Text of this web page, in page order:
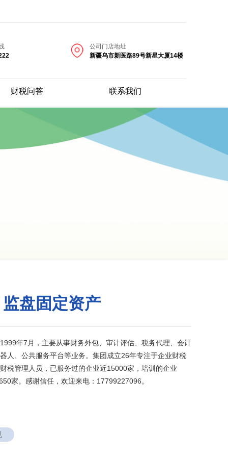
公司门店地址
新疆乌市新医路89号新星大厦14楼
财税问答 联系我们
盘固定资产
年7月，主要从事财务外包、审计评估、税务代理、会计
人、公共服务平台等业务。集团成立26年专注于企业财税
税管理人员，已服务过的企业近15000家，培训的企业
家。感谢信任，欢迎来电：17799227096。